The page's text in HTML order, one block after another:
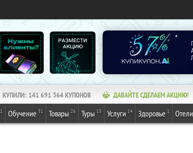
КУПИЛИ: 141 691 364КУПОНОВ ДАВАЙТЕ СДЕЛАЕМ АКЦИЮ!
1 Обучение 31 Товары 26 Туры 13 Услуги 14 Здоровье 1 Отели